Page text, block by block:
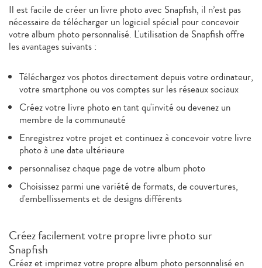
Il est facile de créer un livre photo avec Snapfish, il n’est pas
nécessaire de télécharger un logiciel spécial pour concevoir
votre album photo personnalisé. L'utilisation de Snapfish offre
les avantages suivants :
Téléchargez vos photos directement depuis votre ordinateur,
votre smartphone ou vos comptes sur les réseaux sociaux
Créez votre livre photo en tant qu'invité ou devenez un
membre de la communauté
Enregistrez votre projet et continuez à concevoir votre livre
photo à une date ultérieure
personnalisez chaque page de votre album photo
Choisissez parmi une variété de formats, de couvertures,
d'embellissements et de designs différents
Créez facilement votre propre livre photo sur
Snapfish
Créez et imprimez votre propre album photo personnalisé en